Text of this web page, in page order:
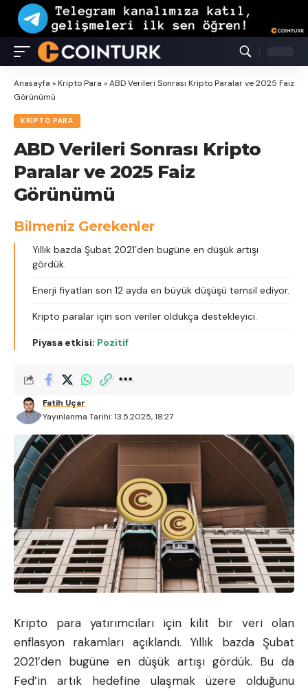
Anasayfa »Kripto Para »ABD Verileri Sonrası Kripto Paralar ve 2025 Faiz
Görünümü
KRIPTO PARA
ABD Verileri Sonrası Kripto
Paralar ve 2025 Faiz
Görünümü
Bilmeniz Gerekenler
Yıllık bazda Şubat 2021’den bugüne en düşük artışı
gördük.
Enerji fiyatları son 12 ayda en büyük düşüşü temsil ediyor.
Kripto paralar için son veriler oldukça destekleyici.
Piyasa etkisi: Pozitif
Yayınlanma Tarihi: 13.5.2025, 18:27
Fatih Uçar
Kripto para yatırımcıları için kilit bir veri olan
enflasyon rakamları açıklandı. Yıllık bazda Şubat
2021’den bugüne en düşük artışı gördük. Bu da
Fed’in artık hedefine ulaşmak üzere olduğunu